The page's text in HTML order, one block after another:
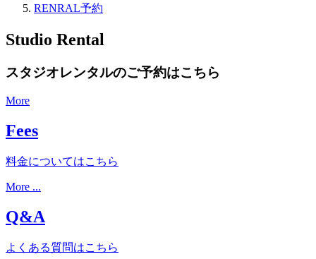
RENRAL予約
Studio Rental
スタジオレンタルのご予約はこちら
More
Fees
料金についてはこちら
More ...
Q&A
よくある質問はこちら